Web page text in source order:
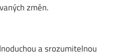
změn.
a srozumitelnou